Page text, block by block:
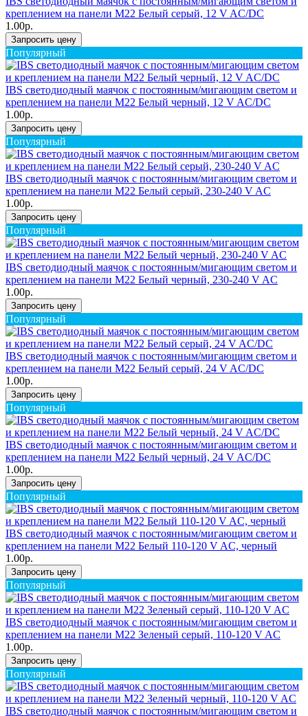
креплением на панели M22 Белый серый, 12 V AC/DC
1.00р.
Запросить цену
Популярный
IBS светодиодный маячок с постоянным/мигающим светом и
креплением на панели M22 Белый черный, 12 V AC/DC
1.00р.
Запросить цену
Популярный
IBS светодиодный маячок с постоянным/мигающим светом и
креплением на панели M22 Белый серый, 230-240 V AC
1.00р.
Запросить цену
Популярный
IBS светодиодный маячок с постоянным/мигающим светом и
креплением на панели M22 Белый черный, 230-240 V AC
1.00р.
Запросить цену
Популярный
IBS светодиодный маячок с постоянным/мигающим светом и
креплением на панели M22 Белый серый, 24 V AC/DC
1.00р.
Запросить цену
Популярный
IBS светодиодный маячок с постоянным/мигающим светом и
креплением на панели M22 Белый черный, 24 V AC/DC
1.00р.
Запросить цену
Популярный
IBS светодиодный маячок с постоянным/мигающим светом и
креплением на панели M22 Белый 110-120 V AC, черный
1.00р.
Запросить цену
Популярный
IBS светодиодный маячок с постоянным/мигающим светом и
креплением на панели M22 Зеленый серый, 110-120 V AC
1.00р.
Запросить цену
Популярный
IBS светодиодный маячок с постоянным/мигающим светом и